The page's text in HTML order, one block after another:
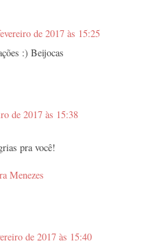
de 2017 às 15:25
:) Beijocas
de 2017 às 15:38
pra você!
Menezes
de 2017 às 15:40